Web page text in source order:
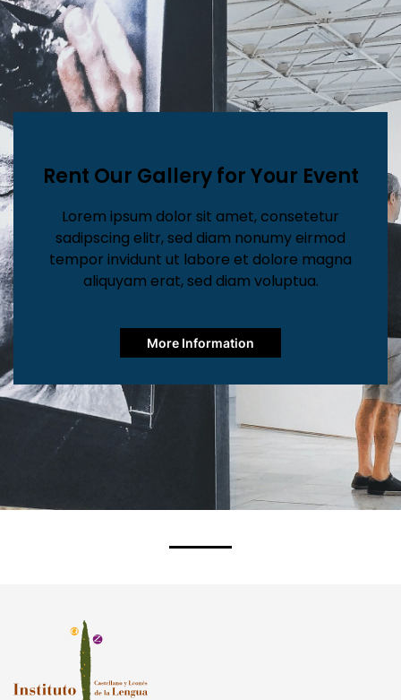
Rent Our Gallery for Your Event
Lorem ipsum dolor sit amet, consetetur
sadipscing elitr, sed diam nonumy eirmod
tempor invidunt ut labore et dolore magna
aliquyam erat, sed diam voluptua.
More Information